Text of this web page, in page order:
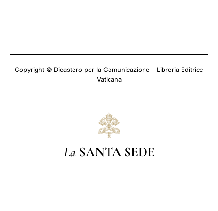
Copyright © Dicastero per la Comunicazione - Libreria Editrice
Vaticana
La SANTA SEDE